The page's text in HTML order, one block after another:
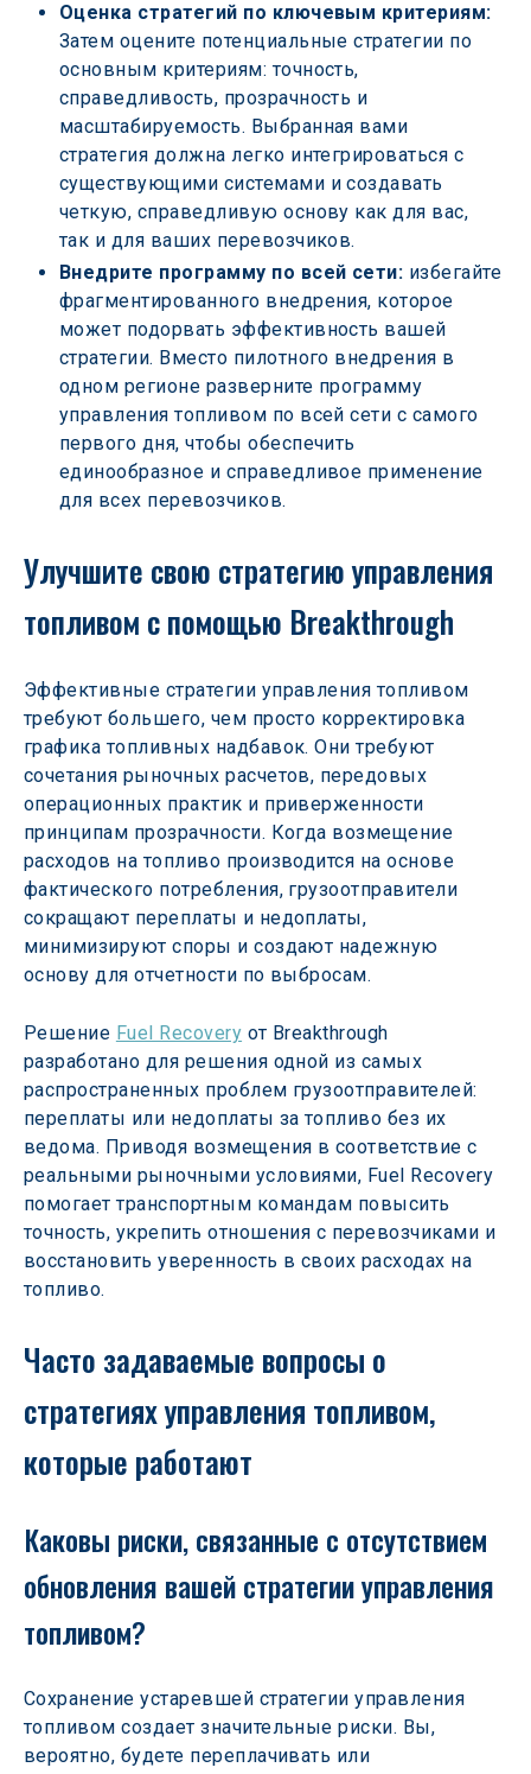
Оценка стратегий по ключевым критериям:
Затем оцените потенциальные стратегии по
основным критериям: точность,
справедливость, прозрачность и
масштабируемость. Выбранная вами
стратегия должна легко интегрироваться с
существующими системами и создавать
четкую, справедливую основу как для вас,
так и для ваших перевозчиков.
Внедрите программу по всей сети: избегайте
фрагментированного внедрения, которое
может подорвать эффективность вашей
стратегии. Вместо пилотного внедрения в
одном регионе разверните программу
управления топливом по всей сети с самого
первого дня, чтобы обеспечить
единообразное и справедливое применение
для всех перевозчиков.
Улучшите свою стратегию управления
топливом с помощью Breakthrough
Эффективные стратегии управления топливом
требуют большего, чем просто корректировка
графика топливных надбавок. Они требуют
сочетания рыночных расчетов, передовых
операционных практик и приверженности
принципам прозрачности. Когда возмещение
расходов на топливо производится на основе
фактического потребления, грузоотправители
сокращают переплаты и недоплаты,
минимизируют споры и создают надежную
основу для отчетности по выбросам.
Решение Fuel Recovery от Breakthrough
разработано для решения одной из самых
распространенных проблем грузоотправителей:
переплаты или недоплаты за топливо без их
ведома. Приводя возмещения в соответствие с
реальными рыночными условиями, Fuel Recovery
помогает транспортным командам повысить
точность, укрепить отношения с перевозчиками и
восстановить уверенность в своих расходах на
топливо.
Часто задаваемые вопросы о
стратегиях управления топливом,
которые работают
Каковы риски, связанные с отсутствием
обновления вашей стратегии управления
топливом?
Сохранение устаревшей стратегии управления
топливом создает значительные риски. Вы,
вероятно, будете переплачивать или